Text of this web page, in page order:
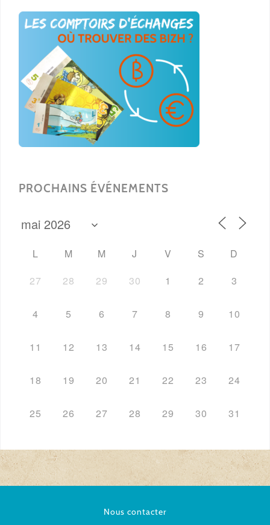
PROCHAINS ÉVÉNEMENTS
L M M J V S
D
27
28 29 30 1 2 3
4 5 6 7 8 9 10
11 12 13 14 15 16 17
18 19 20 21 22 23 24
25 26 27 28 29 30 31
Nous contacter